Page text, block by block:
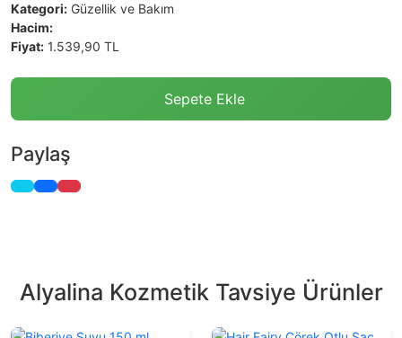
Kategori: Güzellik ve Bakım
Hacim:
Fiyat: 1.539,90 TL
Sepete Ekle
Paylaş
Alyalina Kozmetik Tavsiye Ürünler